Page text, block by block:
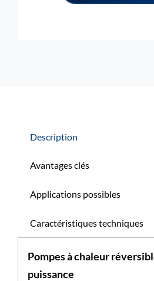
Description
Avantages clés
Applications possibles
Caractéristiques techniques
Pompes à chaleur
puissance